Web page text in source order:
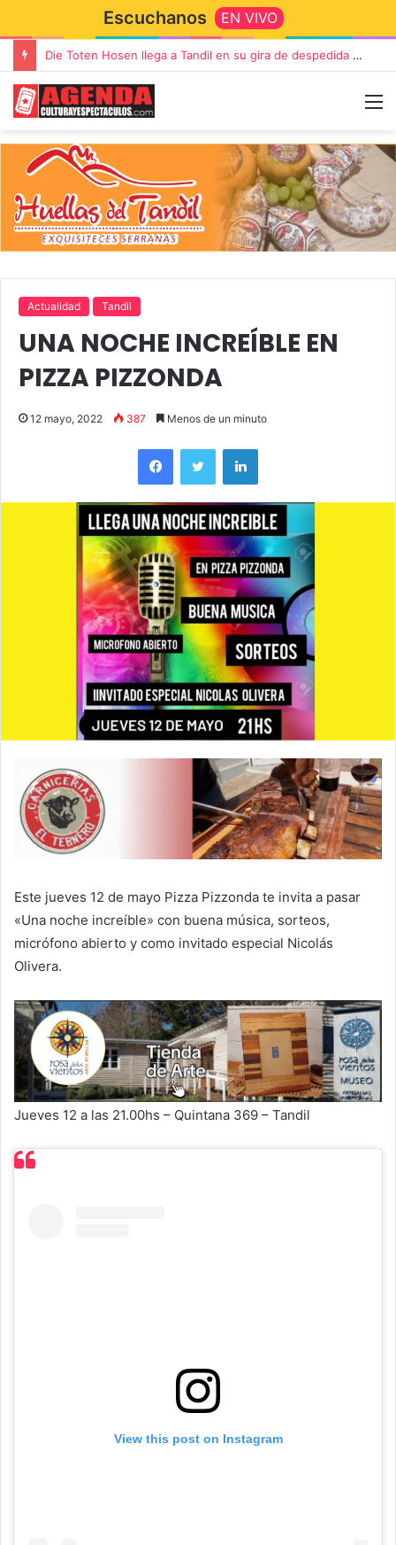
Escuchanos EN VIVO
“TIRRIA” llega a Tandil con un elenco de lujo encabezado por Capusotto, Spregelburd y Stefani
Actualidad Tandil
UNA NOCHE INCREÍBLE EN
PIZZA PIZZONDA
12 mayo, 2022 387 Menos de un minuto
Este jueves 12 de mayo Pizza Pizzonda te invita a pasar
«Una noche increíble» con buena música, sorteos,
micrófono abierto y como invitado especial Nicolás
Olivera.
Jueves 12 a las 21.00hs – Quintana 369 – Tandil
View this post on Instagram